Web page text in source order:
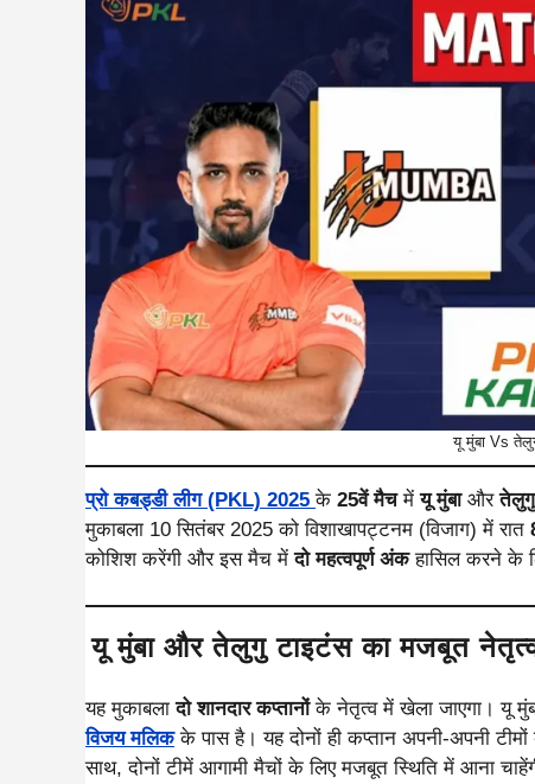
यू मुंबा Vs
प्रो कबड्डी लीग (PKL) 2025के 25वें मैचमेंयू मुंबाऔर
मुकाबला 10 सितंबर 2025 को विशाखापट्टनम (विजाग) में रात
कोशिश करेंगी और इस मैच मेंदो महत्वपूर्ण अंकहासिल करने के
यू मुंबा और तेलुगु टाइटंस का मजबूत
यह मुकाबलादो शानदार कप्तानोंके नेतृत्व में खेला जाएगा। यू
विजय मलिकके पास है। यह दोनों ही कप्तान अपनी-अपनी
साथ, दोनों टीमें आगामी मैचों के लिए मजबूत स्थिति में आना